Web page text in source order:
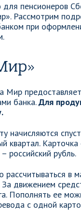
для пенсионеров
Рассмотрим
при
Мир
банка.Для
начисляются
квартал.
российский рубль.
в
движением
Пополнять ее
с одной